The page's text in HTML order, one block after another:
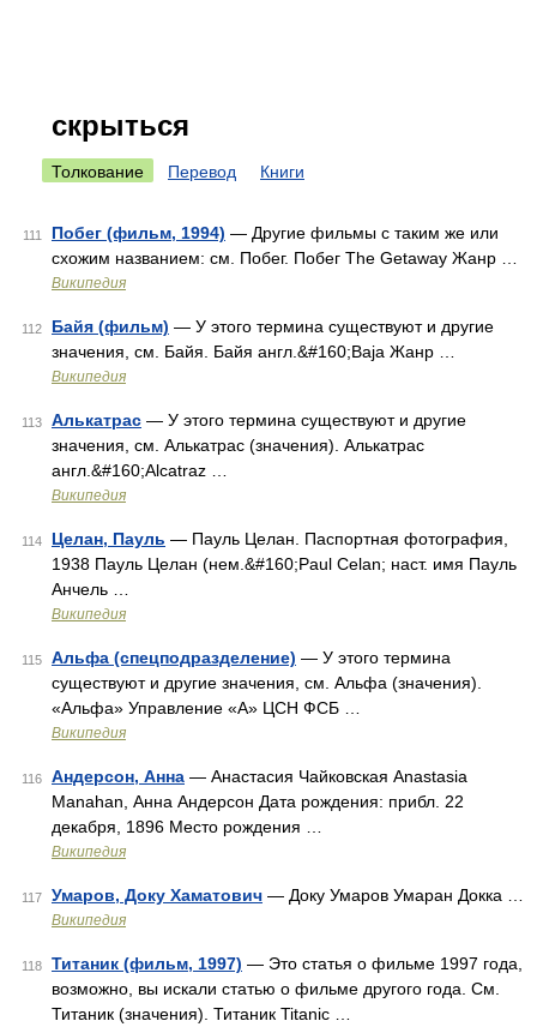
скрыться
Толкование Перевод Книги
111 Побег (фильм, 1994) — Другие фильмы с таким же или
схожим названием: см. Побег. Побег The Getaway Жанр …
Википедия
112 Байя (фильм) — У этого термина существуют и другие
значения, см. Байя. Байя англ.&#160;Baja Жанр …
Википедия
113 Алькатрас — У этого термина существуют и другие
значения, см. Алькатрас (значения). Алькатрас
англ.&#160;Alcatraz …
Википедия
114 Целан, Пауль — Пауль Целан. Паспортная фотография,
1938 Пауль Целан (нем.&#160;Paul Celan; наст. имя Пауль
Анчель …
Википедия
115 Альфа (спецподразделение) — У этого термина
существуют и другие значения, см. Альфа (значения).
«Альфа» Управление «А» ЦСН ФСБ …
Википедия
116 Андерсон, Анна — Анастасия Чайковская Anastasia
Manahan, Анна Андерсон Дата рождения: прибл. 22
декабря, 1896 Место рождения …
Википедия
117 Умаров, Доку Хаматович — Доку Умаров Умаран Докка …
Википедия
118 Титаник (фильм, 1997) — Это статья о фильме 1997 года,
возможно, вы искали статью о фильме другого года. См.
Титаник (значения). Титаник Titanic …